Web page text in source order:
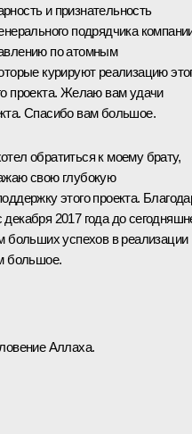
и признательность
подрядчика
по атомным
курируют реализацию
проекта. Желаю вам удачи
Спасибо вам большое.
обратиться к моему брату,
свою глубокую
этого проекта.
2017 года до
больших успехов в реализации
большое.
Аллаха.